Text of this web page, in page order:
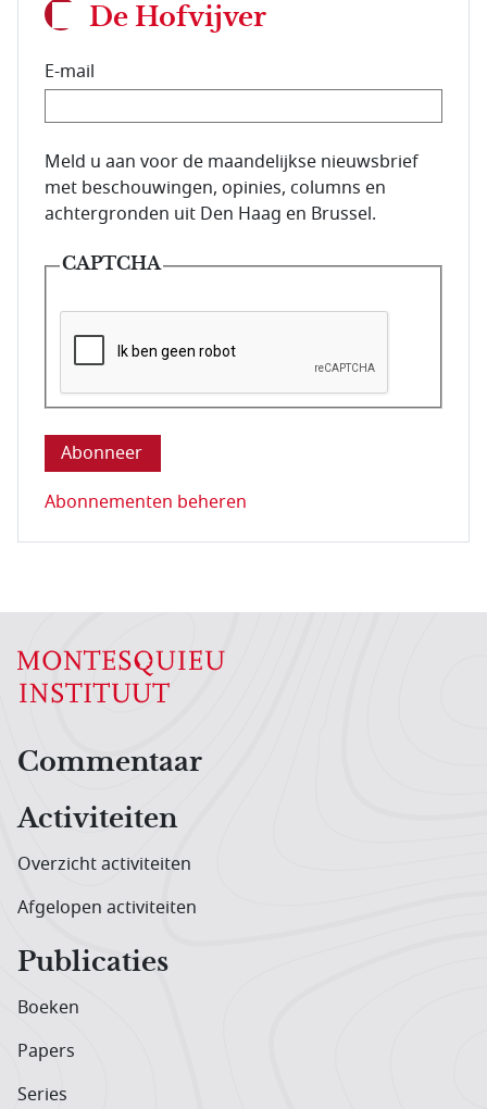
De Hofvijver
E-mail
E-mailadres van de abonnee.
Meld u aan voor de maandelijkse nieuwsbrief
met beschouwingen, opinies, columns en
achtergronden uit Den Haag en Brussel.
CAPTCHA
Deze vraag is om te controleren dat u een mens
Abonnementen beheren
Hoofdnavigatiemenu
Commentaar
Activiteiten
Overzicht activiteiten
Afgelopen activiteiten
Publicaties
Boeken
Papers
Series